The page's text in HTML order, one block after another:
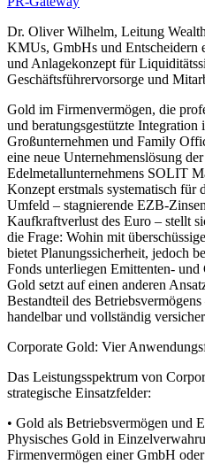
Dr. Oliver Wilhelm, Leitung
KMUs, GmbHs und Entscheidern
und Anlagekonzept für
Geschäftsführervorsorge und
Gold im Firmenvermögen, die
und beratungsgestützte
Großunternehmen und Family
eine neue Unternehmenslösung
Edelmetallunternehmens SOLIT
Konzept erstmals systematisch für
Umfeld – stagnierende EZB-
Kaufkraftverlust des Euro – stellt
die Frage: Wohin mit
bietet Planungssicherheit, jedoch
Fonds unterliegen Emittenten-
Gold setzt auf einen anderen
Bestandteil des
handelbar und vollständig
Corporate Gold: Vier
Das Leistungsspektrum von
strategische Einsatzfelder:
• Gold als Betriebsvermögen und
Physisches Gold in
Firmenvermögen einer GmbH